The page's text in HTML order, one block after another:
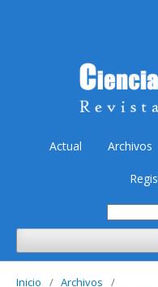
Actual Archivos
Inicio / Archivos
/